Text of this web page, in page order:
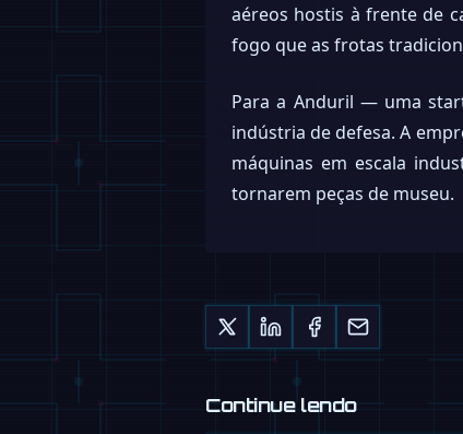
aéreos hostis à frente de
fogo que as frotas
Para a Anduril — uma
indústria de defesa. A
máquinas em escala
tornarem peças de museu.
Continue lendo